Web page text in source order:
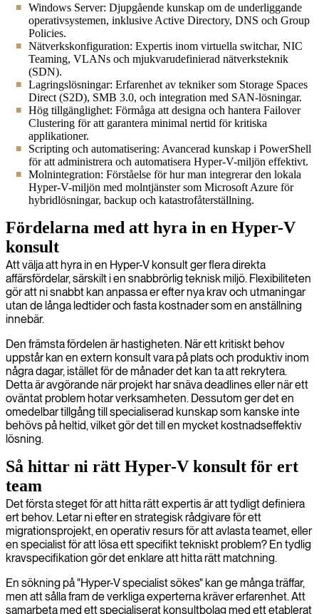
Windows Server: Djupgående kunskap om de underliggande
operativsystemen, inklusive Active Directory, DNS och Group
Policies.
Nätverkskonfiguration: Expertis inom virtuella switchar, NIC
Teaming, VLANs och mjukvarudefinierad nätverksteknik
(SDN).
Lagringslösningar: Erfarenhet av tekniker som Storage Spaces
Direct (S2D), SMB 3.0, och integration med SAN-lösningar.
Hög tillgänglighet: Förmåga att designa och hantera Failover
Clustering för att garantera minimal nertid för kritiska
applikationer.
Scripting och automatisering: Avancerad kunskap i PowerShell
för att administrera och automatisera Hyper-V-miljön effektivt.
Molnintegration: Förståelse för hur man integrerar den lokala
Hyper-V-miljön med molntjänster som Microsoft Azure för
hybridlösningar, backup och katastrofåterställning.
Fördelarna med att hyra in en Hyper-V
konsult
Att välja att hyra in en Hyper-V konsult ger flera direkta
affärsfördelar, särskilt i en snabbrörlig teknisk miljö. Flexibiliteten
gör att ni snabbt kan anpassa er efter nya krav och utmaningar
utan de långa ledtider och fasta kostnader som en anställning
innebär.
Den främsta fördelen är hastigheten. När ett kritiskt behov
uppstår kan en extern konsult vara på plats och produktiv inom
några dagar, istället för de månader det kan ta att rekrytera.
Detta är avgörande när projekt har snäva deadlines eller när ett
oväntat problem hotar verksamheten. Dessutom ger det en
omedelbar tillgång till specialiserad kunskap som kanske inte
behövs på heltid, vilket gör det till en mycket kostnadseffektiv
lösning.
Så hittar ni rätt Hyper-V konsult för ert
team
Det första steget för att hitta rätt expertis är att tydligt definiera
ert behov. Letar ni efter en strategisk rådgivare för ett
migrationsprojekt, en operativ resurs för att avlasta teamet, eller
en specialist för att lösa ett specifikt tekniskt problem? En tydlig
kravspecifikation gör det enklare att hitta rätt matchning.
En sökning på "Hyper-V specialist sökes" kan ge många träffar,
men att sålla fram de verkliga experterna kräver erfarenhet. Att
samarbeta med ett specialiserat konsultbolag med ett etablerat